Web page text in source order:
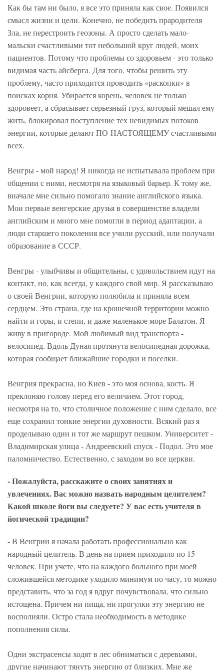
Как бы там ни было, я все это приняла как свое. Появился
смысл жизни и цели. Конечно, не победить прародителя
Зла, не перестроить геозоны. А просто сделать мало-
мальски счастливыми тот небольшой круг людей, моих
пациентов. Потому что проблемы со здоровьем - это только
видимая часть айсберга. Для того, чтобы решить эту
проблему, часто приходится проводить «раскопки» в
поисках корня. Убирается корень, человек не только
здоровеет, а сбрасывает серьезный груз, который мешал ему
жить, блокировал поступление тех невидимых потоков
энергии, которые делают ПО-НАСТОЯЩЕМУ счастливыми
всех.
Венгры - мой народ! Я никогда не испытывала проблем при
общении с ними, несмотря на языковый барьер. К тому же,
вначале мне сильно помогало знание английского языка.
Мои первые венгерские друзья в совершенстве владели
английским и много мне помогли в период адаптации, а
люди старшего поколения все учили русский, или получали
образование в СССР.
Венгры - улыбчивы и общительны, с удовольствием идут на
контакт, но, как всегда, у каждого свой мир. Я рассказываю
о своей Венгрии, которую полюбила и приняла всем
сердцем. Это страна, где на крошечной территории можно
найти и горы, и степи, и даже маленькое море Балатон. Я
живу в пригороде. Мой любимый вид транспорта -
велосипед. Вдоль Дуная протянута велосипедная дорожка,
которая сообщает ближайшие городки и поселки.
Венгрия прекрасна, но Киев - это моя основа, кость. Я
преклоняю голову перед его величием. Этот город,
несмотря на то, что столичное положение с ним сделало, все
еще сохранил тонкие энергии духовности. Всякий раз я
проделываю один и тот же маршрут пешком. Университет -
Владимирская улица - Андреевский спуск - Подол. Это мое
паломничество. Естественно, с заходом во все церкви.
- Пожалуйста, расскажите о своих занятиях и
увлечениях. Вас можно назвать народным целителем?
Какой школе йоги вы следуете? У вас есть учителя в
йогической традиции?
- В Венгрии я начала работать профессионально как
народный целитель. В день на прием приходило по 15
человек. При учете, что на каждого больного при моей
сложившейся методике уходило минимум по часу, то можно
представить, что за год я вдруг почувствовала, что сильно
истощена. Причем ни пища, ни прогулки эту энергию не
восполняли. Остро стала необходимость в методике
пополнения силы.
Одни экстрасенсы ходят в лес обниматься с деревьями,
другие начинают тянуть энергию от близких. Мне же